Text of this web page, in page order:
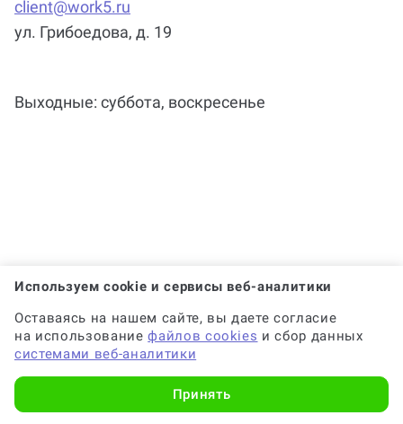
client@work5.ru
ул. Грибоедова, д. 19
Выходные: суббота, воскресенье
Используем cookie и сервисы веб-аналитики
Оставаясь на нашем сайте, вы даете согласие
на использованиефайлов cookies и сбор данных
системами веб-аналитики
Принять